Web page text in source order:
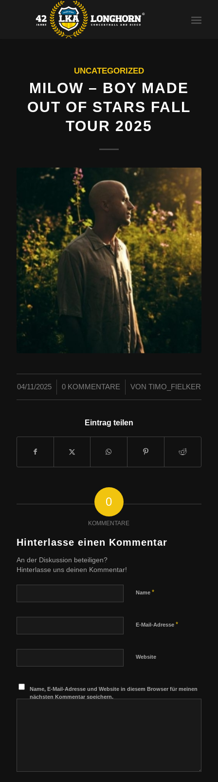
UNCATEGORIZED
MILOW – BOY MADE
OUT OF STARS FALL
TOUR 2025
04/11/2025
/ 0 KOMMENTARE
/ VON TIMO_FIELKER
Eintrag teilen
0
KOMMENTARE
Hinterlasse einen Kommentar
An der Diskussion beteiligen?
Hinterlasse uns deinen Kommentar!
Name *
E-Mail-Adresse *
Website
Name, E-Mail-Adresse und Website in diesem Browser für meinen
nächsten Kommentar speichern.